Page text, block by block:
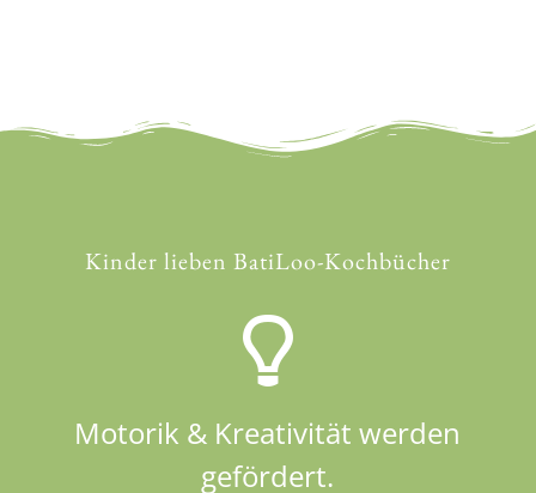
Kinder lieben BatiLoo-Kochbücher
Motorik & Kreativität werden
gefördert.